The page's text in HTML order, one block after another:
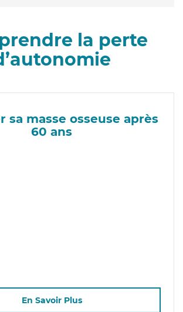
la perte
sa masse osseuse après
60 ans
En Savoir Plus